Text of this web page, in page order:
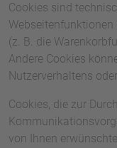
Cookies sind
(z. B. die
Andere Cookies
Nutzerverhaltens
Cookies, die zur
von Ihnen